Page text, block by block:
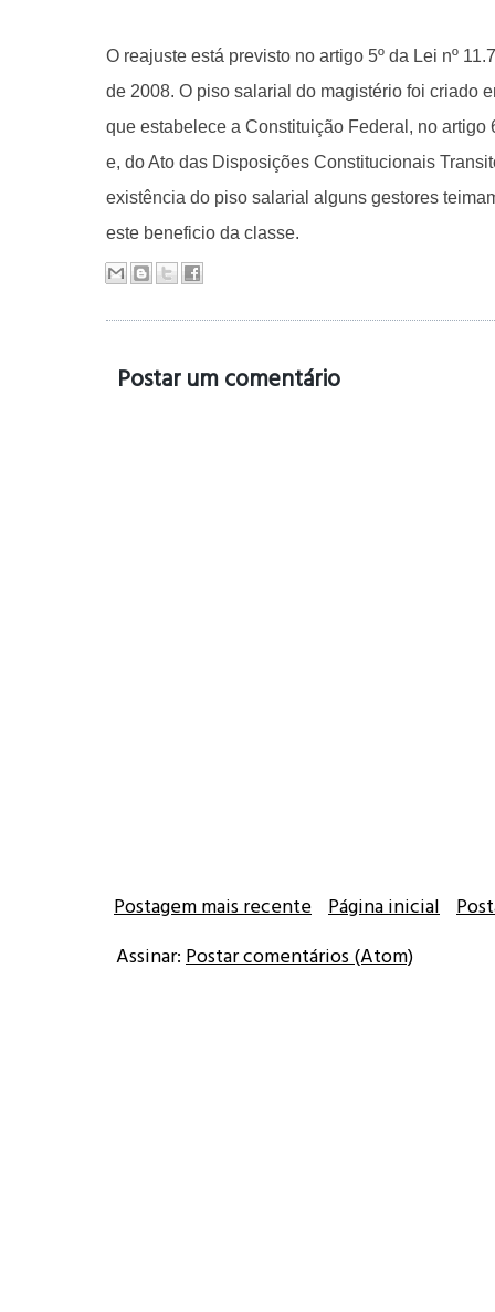
O reajuste está previsto no artigo 5º da Lei nº
de 2008. O piso salarial do magistério foi criado
que estabelece a Constituição Federal, no artigo
e, do Ato das Disposições Constitucionais
existência do piso salarial alguns gestores
este beneficio da classe.
Postar um comentário
Postagem mais recente Página inicial
Assinar: Postar comentários (Atom)